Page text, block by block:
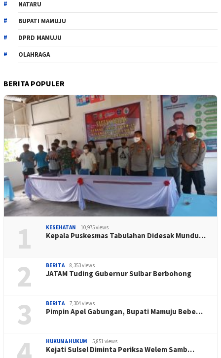
NATARU
BUPATI MAMUJU
DPRD MAMUJU
OLAHRAGA
BERITA POPULER
1 KESEHATAN 10,975 views
Kepala Puskesmas Tabulahan Didesak Mundu…
2 BERITA 8,353 views
JATAM Tuding Gubernur Sulbar Berbohong
3 BERITA 7,304 views
Pimpin Apel Gabungan, Bupati Mamuju Bebe…
HUKUM&HUKUM 5,851 views
Kejati Sulsel Diminta Periksa Welem Samb…